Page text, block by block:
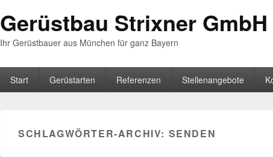
Gerüstbau Strixner GmbH
Ihr Gerüstbauer aus München für ganz Bayern
Start Gerüstarten Referenzen Stellenangebote
SCHLAGWÖRTER-ARCHIV: SENDEN